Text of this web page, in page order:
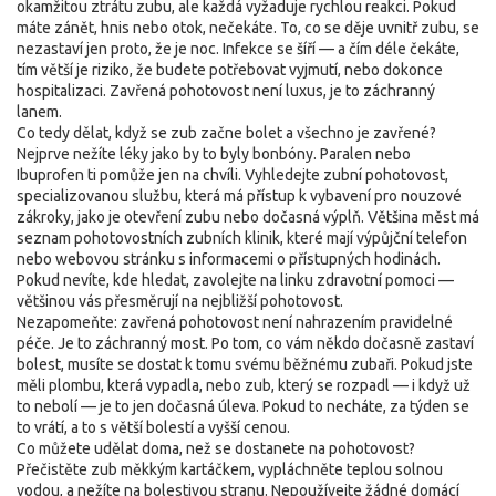
okamžitou ztrátu zubu, ale každá vyžaduje rychlou reakci. Pokud
máte zánět, hnis nebo otok, nečekáte. To, co se děje uvnitř zubu, se
nezastaví jen proto, že je noc. Infekce se šíří — a čím déle čekáte,
tím větší je riziko, že budete potřebovat vyjmutí, nebo dokonce
hospitalizaci. Zavřená pohotovost není luxus, je to záchranný
lanem.
Co tedy dělat, když se zub začne bolet a všechno je zavřené?
Nejprve nežíte léky jako by to byly bonbóny. Paralen nebo
Ibuprofen ti pomůže jen na chvíli. Vyhledejte zubní pohotovost,
specializovanou službu, která má přístup k vybavení pro nouzové
zákroky, jako je otevření zubu nebo dočasná výplň. Většina měst má
seznam pohotovostních zubních klinik, které mají výpůjční telefon
nebo webovou stránku s informacemi o přístupných hodinách.
Pokud nevíte, kde hledat, zavolejte na linku zdravotní pomoci —
většinou vás přesměrují na nejbližší pohotovost.
Nezapomeňte: zavřená pohotovost není nahrazením pravidelné
péče. Je to záchranný most. Po tom, co vám někdo dočasně zastaví
bolest, musíte se dostat k tomu svému běžnému zubaři. Pokud jste
měli plombu, která vypadla, nebo zub, který se rozpadl — i když už
to nebolí — je to jen dočasná úleva. Pokud to necháte, za týden se
to vrátí, a to s větší bolestí a vyšší cenou.
Co můžete udělat doma, než se dostanete na pohotovost?
Přečistěte zub měkkým kartáčkem, vypláchněte teplou solnou
vodou, a nežíte na bolestivou stranu. Nepoužívejte žádné domácí